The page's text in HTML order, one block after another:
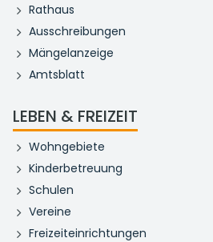
Rathaus
Ausschreibungen
Mängelanzeige
Amtsblatt
LEBEN & FREIZEIT
Wohngebiete
Kinderbetreuung
Schulen
Vereine
Freizeiteinrichtungen